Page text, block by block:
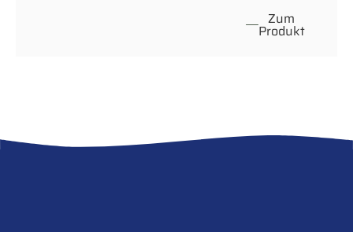
Zum
Produkt